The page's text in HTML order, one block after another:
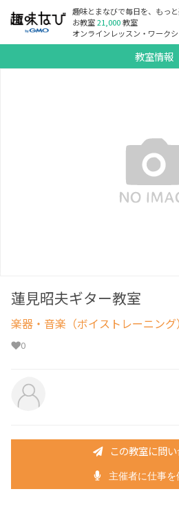
趣味とまなびで毎日を、もっと
お教室21,000教室
オンラインレッスン・ワーク
教室情報
蓮見昭夫ギター教室
楽器・音楽（ボイストレーニング）
0
この教室に問
主催者に仕事を